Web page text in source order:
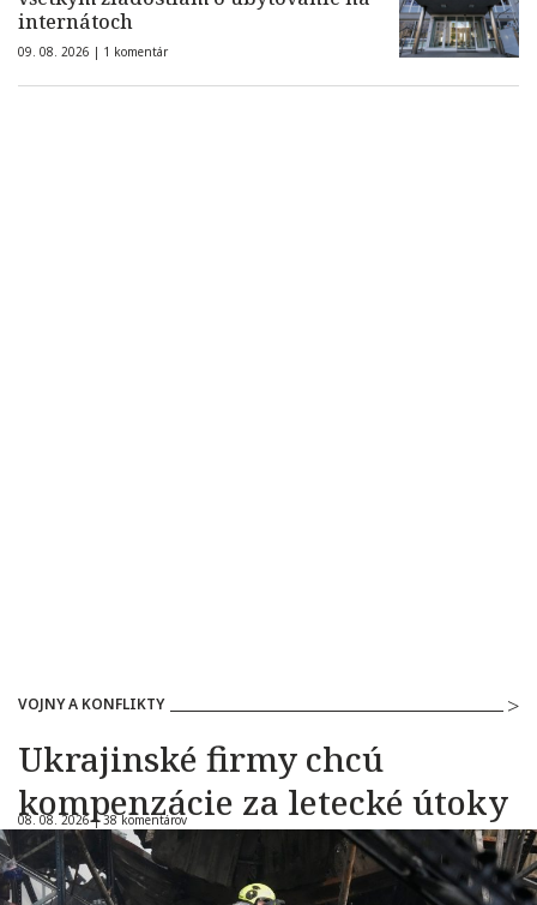
internátoch
09. 08. 2026 | 1 komentár
VOJNY A KONFLIKTY
Ukrajinské firmy chcú
kompenzácie za letecké útoky
08. 08. 2026 |38 komentárov